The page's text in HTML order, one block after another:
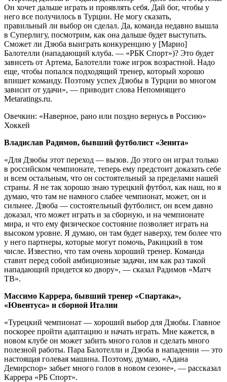
Он хочет дальше играть и проявлять себя. Дай бог, чтобы у
него все получилось в Турции. Не могу сказать,
правильный ли выбор он сделал. Да, команда недавно вышла
в Суперлигу, посмотрим, как она дальше будет выступать.
Сможет ли Дзюба выиграть конкуренцию у [Марио]
Балотелли (нападающий клуба. — «РБК Спорт»)? Это будет
зависеть от Артема, Балотелли тоже игрок возрастной. Надо
еще, чтобы попался подходящий тренер, который хорошо
впишет команду. Поэтому успех Дзюбы в Турции во многом
зависит от удачи», — приводит слова Непомнящего
Metaratings.ru.
Овечкин: «Наверное, рано или поздно вернусь в Россию»
Хоккей
Владислав Радимов, бывший футболист «Зенита»
«Для Дзюбы этот переход — вызов. До этого он играл только
в российском чемпионате, теперь ему предстоит доказать себе
и всем остальным, что он состоятельный за пределами нашей
страны. Я не так хорошо знаю турецкий футбол, как наш, но я
думаю, что там не намного слабее чемпионат, может, он и
сильнее. Дзюба — состоятельный футболист, он всем давно
доказал, что может играть и за сборную, и на чемпионате
мира, и что ему физическое состояние позволяет играть на
высоком уровне. Я думаю, он там будет наверху, тем более что
у него партнеры, которые могут помочь, Ракицкий в том
числе. Известно, что там очень хороший тренер. Команда
ставит перед собой амбициозные задачи, им как раз такой
нападающий придется ко двору», — сказал Радимов «Матч
ТВ».
Массимо Каррера, бывший тренер «Спартака»,
«Ювентуса» и сборной Италии
«Турецкий чемпионат — хороший выбор для Дзюбы. Главное
поскорее пройти адаптацию и начать играть. Мне кажется, в
новом клубе он может забить много голов и сделать много
полезной работы. Пара Балотелли и Дзюба в нападении — это
настоящая голевая машина. Поэтому, думаю, «Адана
Демирспор» забьет много голов в новом сезоне», — рассказал
Каррера «РБ Спорт».